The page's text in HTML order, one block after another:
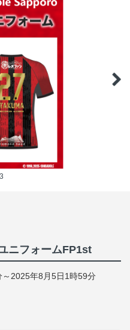
ニフォームFP1st
2025年8月5日1時59分